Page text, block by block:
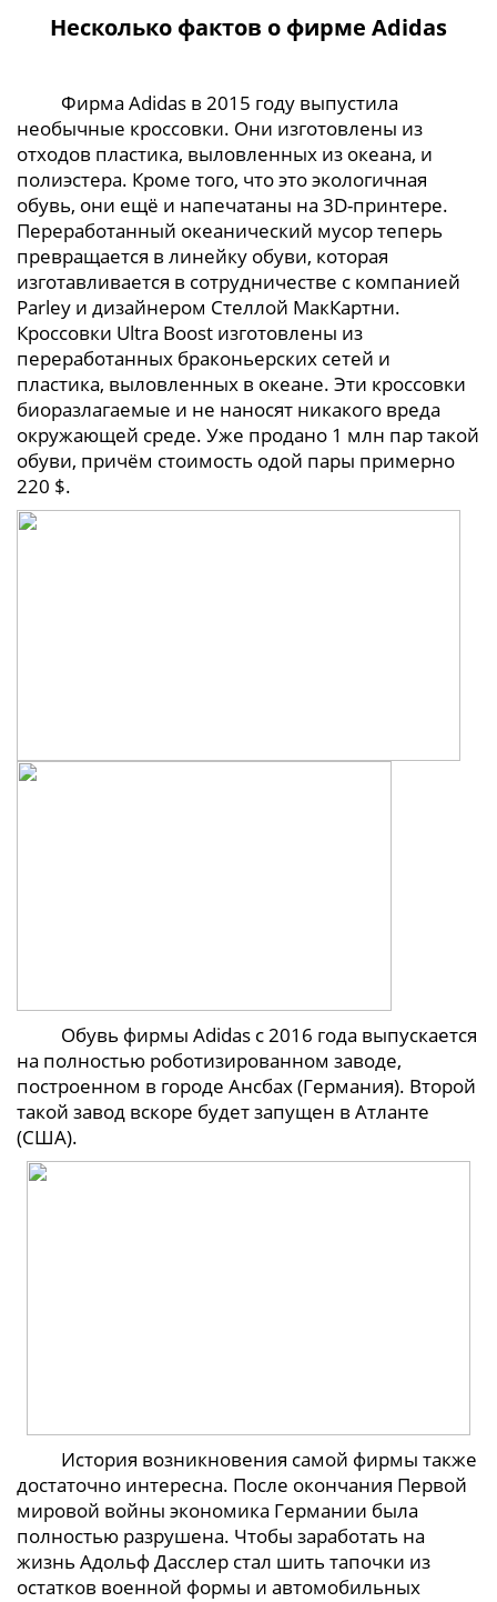
Несколько фактов о фирме Adidas
Фирма Adidas в 2015 году выпустила
необычные кроссовки. Они изготовлены из
отходов пластика, выловленных из океана, и
полиэстера. Кроме того, что это экологичная
обувь, они ещё и напечатаны на 3D-принтере.
Переработанный океанический мусор теперь
превращается в линейку обуви, которая
изготавливается в сотрудничестве с компанией
Parley и дизайнером Стеллой МакКартни.
Кроссовки Ultra Boost изготовлены из
переработанных браконьерских сетей и
пластика, выловленных в океане. Эти кроссовки
биоразлагаемые и не наносят никакого вреда
окружающей среде. Уже продано 1 млн пар такой
обуви, причём стоимость одой пары примерно
220 $.
Обувь фирмы Adidas с 2016 года выпускается
на полностью роботизированном заводе,
построенном в городе Ансбах (Германия). Второй
такой завод вскоре будет запущен в Атланте
(США).
История возникновения самой фирмы также
достаточно интересна. После окончания Первой
мировой войны экономика Германии была
полностью разрушена. Чтобы заработать на
жизнь Адольф Дасслер стал шить тапочки из
остатков военной формы и автомобильных